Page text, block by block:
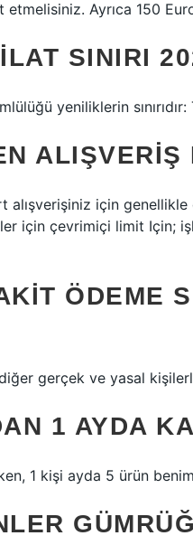
etmelisiniz. Ayrıca 150
SINIRI
yeniliklerin
ALIŞVERIŞ
alışverişiniz için
için çevrimiçi limit Için;
ÖDEME
gerçek ve yasal
1 AYDA
1 kişi ayda 5 ürün